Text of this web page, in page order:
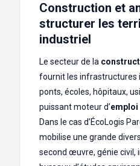
Construction et
structurer les
industriel
Le secteur de la
fournit les infrastructures
ponts, écoles, hôpitaux,
puissant moteur d’emploi
Dans le cas d’ÉcoLogis
mobilise une grande
second œuvre, génie civil,